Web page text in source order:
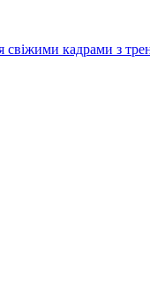
свіжими кадрами з